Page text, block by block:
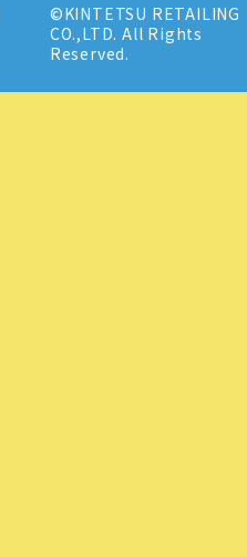
©KINTETSU RETAILING
CO.,LTD. All Rights
Reserved.